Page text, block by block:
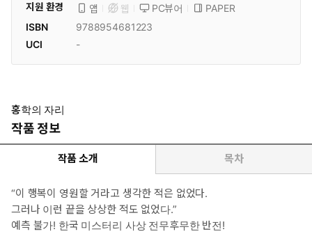
지원 환경
앱 웹 PC뷰어
PAPER
ISBN
9788954681223
UCI
-
홍학의 자리
작품 정보
작품 소개 목차
“이 행복이 영원할 거라고 생각한 적은 없었다.
그러나 이런 끝을 상상한 적도 없었다.”
예측 불가! 한국 미스터리 사상 전무후무한 반전!